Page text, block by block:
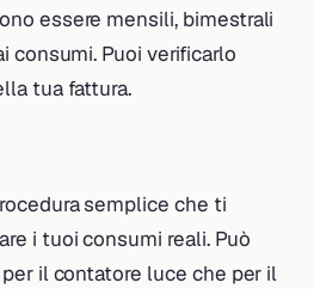
essere mensili, bimestrali
consumi. Puoi verificarlo
tua fattura.
semplice che ti
i tuoi consumi reali. Può
il contatore luce che per il